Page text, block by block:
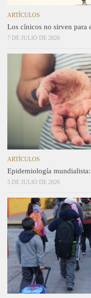
ARTÍCULOS
Los cínicos no sirven para
7 DE JULIO DE 2026
ARTÍCULOS
Epidemiología
5 DE JULIO DE 2026